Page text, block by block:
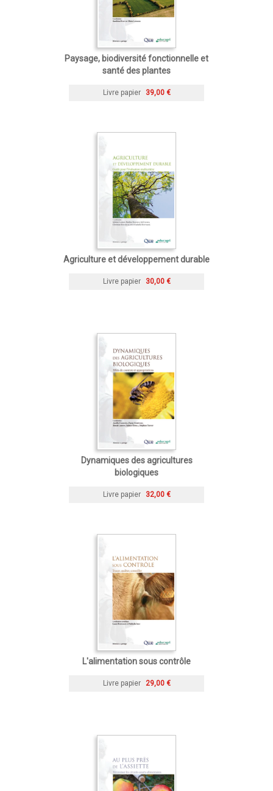
Paysage, biodiversité fonctionnelle et
santé des plantes
Livre papier 39,00 €
Agriculture et développement durable
Livre papier 30,00 €
Dynamiques des agricultures
biologiques
Livre papier 32,00 €
L'alimentation sous contrôle
Livre papier 29,00 €